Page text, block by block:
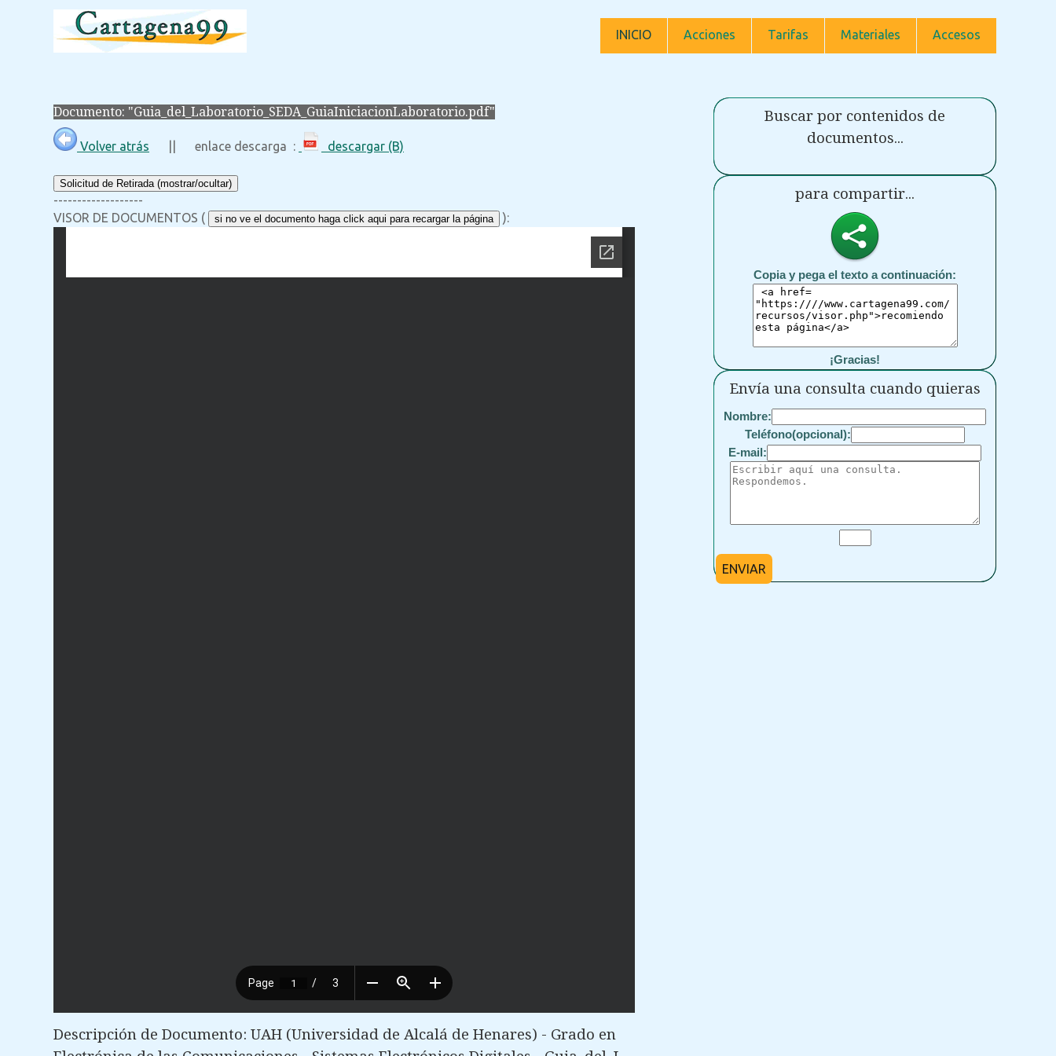
INICIO Acciones Tarifas Materiales Accesos
Documento: "Guia_del_Laboratorio_SEDA_GuiaIniciacionLaboratorio.pdf"
Volver atrás || enlace descarga : descargar (B)
Solicitud de Retirada (mostrar/ocultar)
-------------------
VISOR DE DOCUMENTOS (
si no ve el documento haga click aqui para recargar la página ):
Descripción de Documento: UAH (Universidad de Alcalá de Henares) - Grado en
Buscar por contenidos de
documentos...
para compartir...
Copia y pega el texto a continuación:
¡Gracias!
Envía una consulta cuando quieras
Nombre:
Teléfono(opcional):
E-mail:
ENVIAR